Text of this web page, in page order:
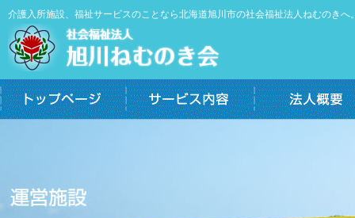
介護入所施設、福祉サービスのことなら北海道旭川市の社会福祉法人ねむのきへ